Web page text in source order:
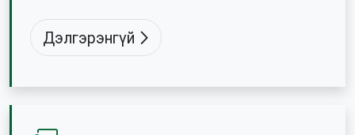
Дэлгэрэнгүй